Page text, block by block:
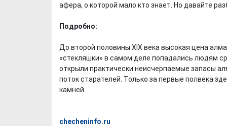
афера, о которой мало кто знает. Но давайте
Подробно:
До второй половины XIX века высокая цена
«стекляшки» в самом деле попадались людям
открыли практически неисчерпаемые запасы
поток старателей. Только за первые полвека
камней.
checheninfo.ru